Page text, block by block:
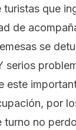
turistas que
de
se
serios
este
por
turno no